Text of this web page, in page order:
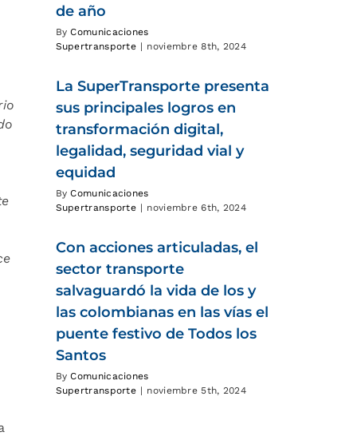
de año
ByComunicaciones
Supertransporte | noviembre 8th, 2024
La SuperTransporte presenta
sus principales logros en
transformación digital,
legalidad, seguridad vial y
equidad
ByComunicaciones
Supertransporte | noviembre 6th, 2024
Con acciones articuladas, el
sector transporte
salvaguardó la vida de los y
las colombianas en las vías el
puente festivo de Todos los
Santos
ByComunicaciones
Supertransporte | noviembre 5th, 2024